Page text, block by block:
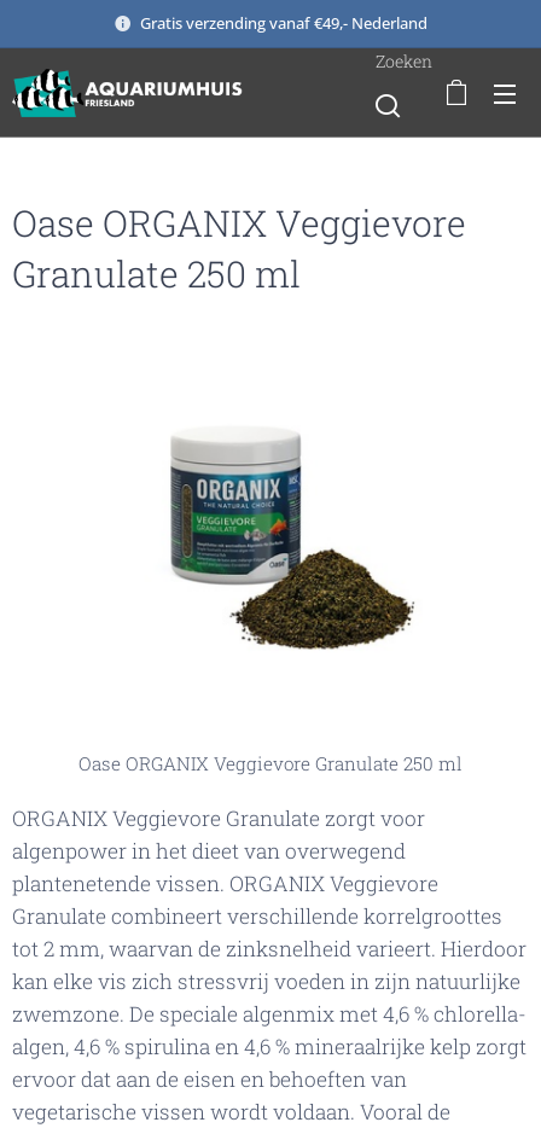
Gratis verzending vanaf €49,- Nederland
Zoeken
Oase ORGANIX Veggievore
Granulate 250 ml
Oase ORGANIX Veggievore Granulate 250 ml
ORGANIX Veggievore Granulate zorgt voor
algenpower in het dieet van overwegend
plantenetende vissen. ORGANIX Veggievore
Granulate combineert verschillende korrelgroottes
tot 2 mm, waarvan de zinksnelheid varieert. Hierdoor
kan elke vis zich stressvrij voeden in zijn natuurlijke
zwemzone. De speciale algenmix met 4,6 % chlorella-
algen, 4,6 % spirulina en 4,6 % mineraalrijke kelp zorgt
ervoor dat aan de eisen en behoeften van
vegetarische vissen wordt voldaan. Vooral de